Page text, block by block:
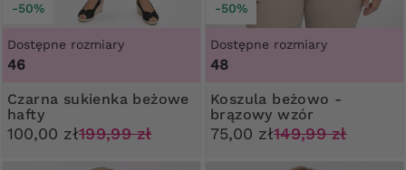
-50%
Dostępne rozmiary
46
Czarna sukienka beżowe
hafty
100,00 zł199,99 zł
-50%
Dostępne rozmiary
48
Koszula beżowo -
brązowy wzór
75,00 zł149,99 zł